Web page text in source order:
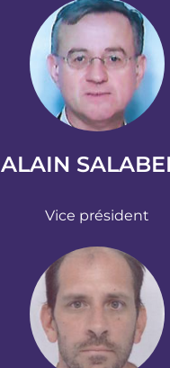
ALAIN
Vice président